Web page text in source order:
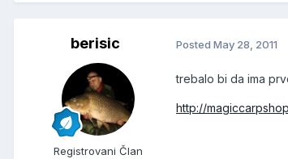
berisic
Registrovani Član
Posted May 28, 2011
trebalo bi da ima
http://